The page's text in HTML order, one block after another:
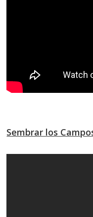
Sembrar los